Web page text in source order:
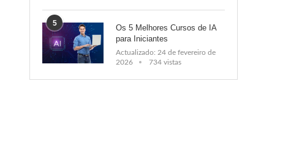
5
Os 5 Melhores Cursos de IA
para Iniciantes
Actualizado: 24 de fevereiro de
2026
734 vistas